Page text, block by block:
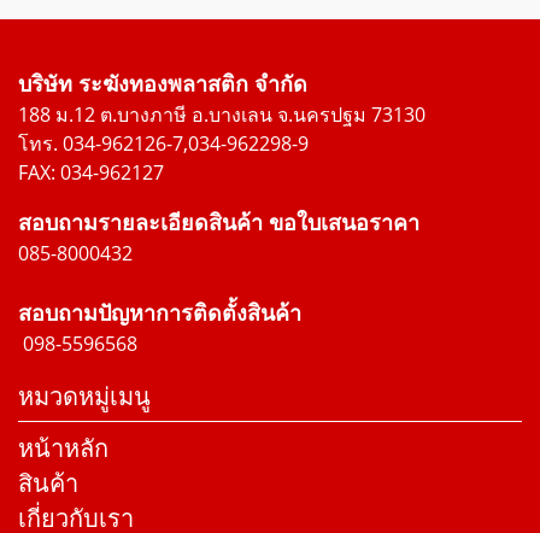
บริษัท ระฆังทองพลาสติก จำกัด
188 ม.12 ต.บางภาษี อ.บางเลน จ.นครปฐม 73130
โทร. 034-962126-7,034-962298-9
FAX: 034-962127
สอบถามรายละเอียดสินค้า ขอใบเสนอราคา
085-8000432
สอบถามปัญหาการติดตั้งสินค้า
098-5596568
หมวดหมู่เมนู
หน้าหลัก
สินค้า
เกี่ยวกับเรา